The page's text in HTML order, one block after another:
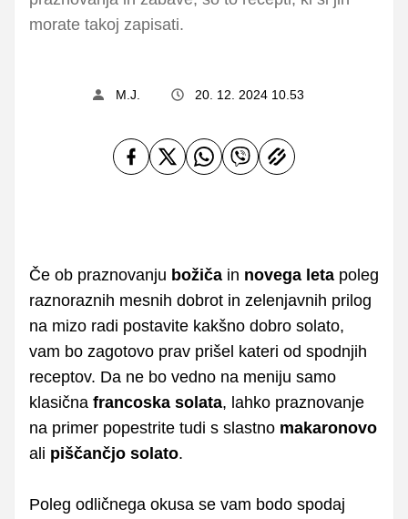
morate takoj zapisati.
M.J. 20. 12. 2024 10.53
Če ob praznovanju božiča in novega leta poleg
raznoraznih mesnih dobrot in zelenjavnih prilog
na mizo radi postavite kakšno dobro solato,
vam bo zagotovo prav prišel kateri od spodnjih
receptov. Da ne bo vedno na meniju samo
klasična francoska solata, lahko praznovanje
na primer popestrite tudi s slastno makaronovo
ali piščančjo solato.
Poleg odličnega okusa se vam bodo spodaj